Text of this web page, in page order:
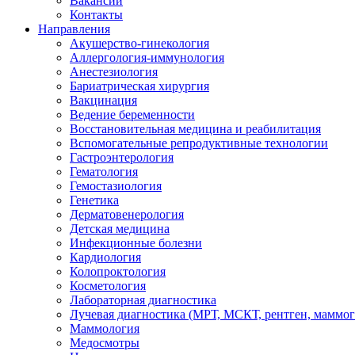
Контакты
Направления
Акушерство-гинекология
Аллергология-иммунология
Анестезиология
Бариатрическая хирургия
Вакцинация
Ведение беременности
Восстановительная медицина и реабилитация
Вспомогательные репродуктивные технологии
Гастроэнтерология
Гематология
Гемостазиология
Генетика
Дерматовенерология
Детская медицина
Инфекционные болезни
Кардиология
Колопроктология
Косметология
Лабораторная диагностика
Лучевая диагностика (МРТ, МСКТ, рентген,
Маммология
Медосмотры